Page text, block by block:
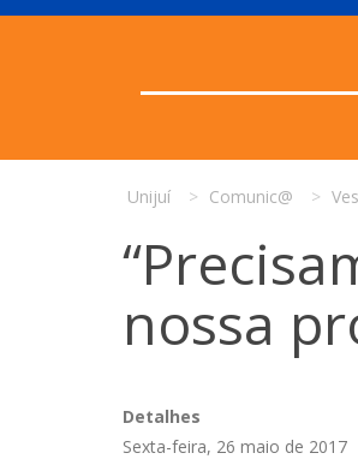
Unijuí Comunic@
nossa
Detalhes
Sexta-feira, 26 maio de 2017